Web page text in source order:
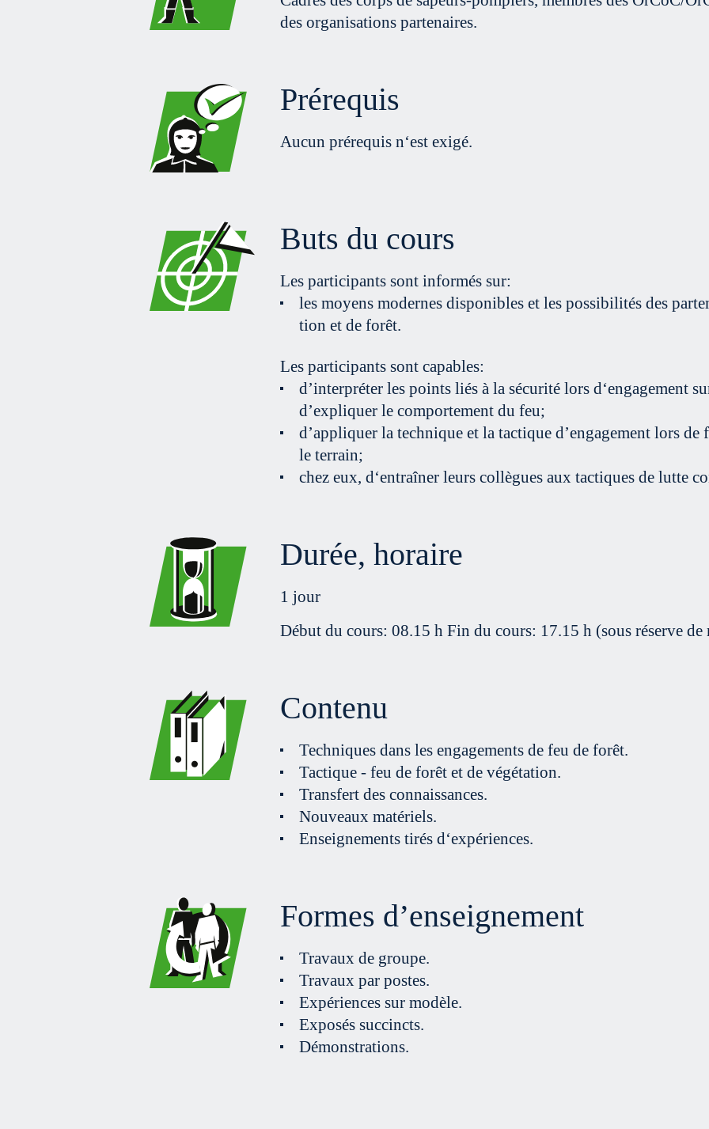
des organisations partenaires.
Prérequis
Aucun prérequis n‘est exigé.
Buts du cours
Les participants sont informés sur:
les moyens modernes disponibles et les possibilités des
tion et de forêt.
Les participants sont capables:
d’interpréter les points liés à la sécurité lors d‘engagement
d’expliquer le comportement du feu;
d’appliquer la technique et la tactique d’engagement lors de
le terrain;
chez eux, d‘entraîner leurs collègues aux tactiques de lutte
Durée, horaire
1 jour
Début du cours: 08.15 h Fin du cours: 17.15 h (sous réserve
Contenu
Techniques dans les engagements de feu de forêt.
Tactique - feu de forêt et de végétation.
Transfert des connaissances.
Nouveaux matériels.
Enseignements tirés d‘expériences.
Formes d’enseignement
Travaux de groupe.
Travaux par postes.
Expériences sur modèle.
Exposés succincts.
Démonstrations.